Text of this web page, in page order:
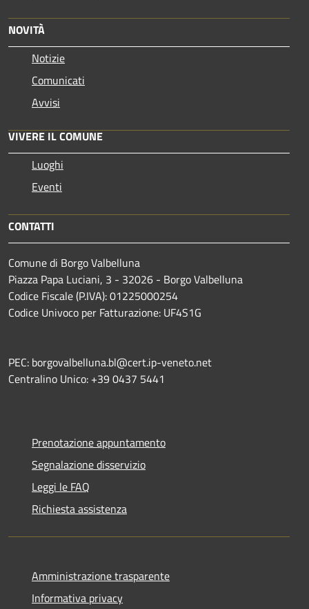
NOVITÀ
Notizie
Comunicati
Avvisi
VIVERE IL COMUNE
Luoghi
Eventi
CONTATTI
Comune di Borgo Valbelluna
Piazza Papa Luciani, 3 - 32026 - Borgo Valbelluna
Codice Fiscale (P.IVA): 01225000254
Codice Univoco per Fatturazione: UF4S1G
PEC: borgovalbelluna.bl@cert.ip-veneto.net
Centralino Unico: +39 0437 5441
Prenotazione appuntamento
Segnalazione disservizio
Leggi le FAQ
Richiesta assistenza
Amministrazione trasparente
Informativa privacy